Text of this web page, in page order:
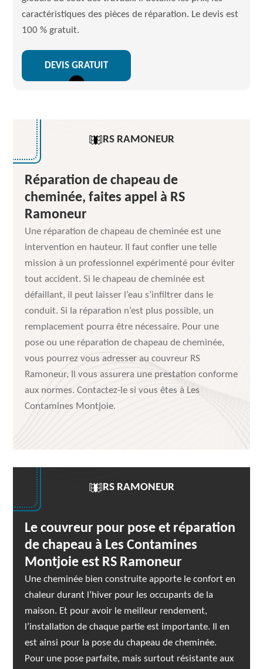
caractéristiques des pièces de réparation. Le devis est
100 % gratuit.
DEVIS GRATUIT
RS RAMONEUR
Réparation de chapeau de
cheminée, faites appel à RS
Ramoneur
Une réparation de chapeau de cheminée est une
intervention en hauteur. Il faut confier une telle
mission à un professionnel expérimenté pour éviter
tout accident. Si le chapeau de cheminée est
défaillant, il peut laisser l’eau s’infiltrer dans le
conduit. Si la réparation n’est plus possible, un
remplacement pourra être nécessaire. Pour une
pose ou une réparation de chapeau de cheminée,
vous pourrez vous adresser au couvreur RS
Ramoneur, Il vous assurera une prestation conforme
aux normes. Contactez-le si vous êtes à Les
Contamines Montjoie.
RS RAMONEUR
Le couvreur pour pose et réparation
de chapeau à Les Contamines
Montjoie est RS Ramoneur
Une cheminée bien construite apporte le confort en
chaleur durant l’hiver pour les occupants de la
maison. Et pour avoir le meilleur rendement,
l’installation de chaque partie est importante. Il en
est ainsi pour la pose du chapeau de cheminée.
Pour une pose parfaite, mais surtout résistante aux